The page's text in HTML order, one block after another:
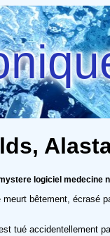
logiciel medecine
meurt bêtement, écrasé
tué accidentellement